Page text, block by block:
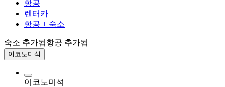
항공
렌터카
항공 + 숙소
숙소 추가됨항공 추가됨
이코노미석
이코노미석